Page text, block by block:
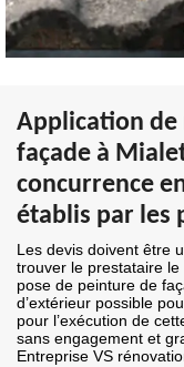
Application
façade à
concurrence
établis par les
Les devis doivent être
trouver le prestataire
pose de peinture de
d’extérieur possible
pour l’exécution de
sans engagement et
Entreprise VS